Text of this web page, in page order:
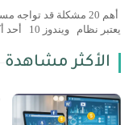
يعتبر نظام ويندوز 10 أحد أكثر أنظمة التشغيل انتشاراً واستقراراً في ...
الأكثر مشاهدة